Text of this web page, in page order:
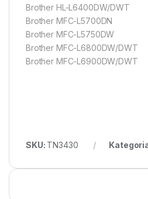
Brother HL-L6400DW/DWT
Brother MFC-L5700DN
Brother MFC-L5750DW
Brother MFC-L6800DW/DWT
Brother MFC-L6900DW/DWT
SKU: TN3430